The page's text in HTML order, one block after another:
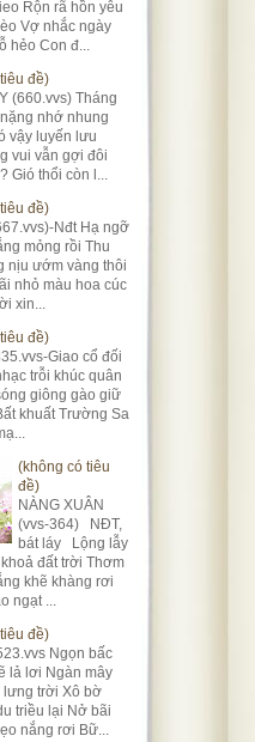
Rộn rã hồn yêu
Vợ nhắc ngày
hẻo Con đ...
đề)
(660.vvs) Tháng
nhớ nhung
vậy luyến lưu
vui vẫn gợi đôi
Gió thổi còn l...
đề)
Nđt Hạ ngỡ
mỏng rồi Thu
nịu ướm vàng thôi
nhỏ màu hoa cúc
xin...
đề)
Giao cổ đối
trỗi khúc quân
giông gào giữ
khuất Trường Sa
(không có tiêu
đề)
NÀNG XUÂN
(vvs-364) NĐT,
bát láy Lộng lẫy
đất trời Thơm
khẽ khàng rơi
ngạt ...
đề)
Ngọn bấc
lả lơi Ngàn mây
lưng trời Xô bờ
triều lại Nở bãi
nắng rơi Bữ...